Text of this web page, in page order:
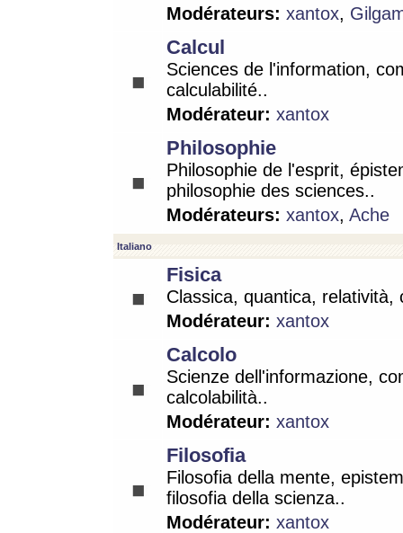
Modérateurs: xantox,
Calcul
Sciences de l'information,
calculabilité..
Modérateur: xantox
Philosophie
Philosophie de l'esprit,
philosophie des sciences..
Modérateurs: xantox, Ache
Italiano
Fisica
Classica, quantica, relatività,
Modérateur: xantox
Calcolo
Scienze dell'informazione,
calcolabilità..
Modérateur: xantox
Filosofia
Filosofia della mente,
filosofia della scienza..
Modérateur: xantox